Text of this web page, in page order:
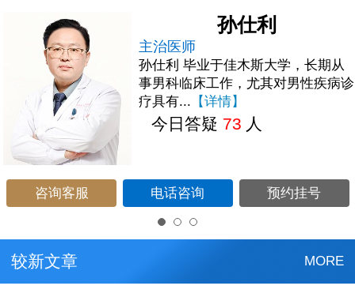
孙仕利
主治医师
孙仕利 毕业于佳木斯大学，长期从
事男科临床工作，尤其对男性疾病诊
疗具有... 【详情】
今日答疑 73 人
咨询客服 电话咨询 预约挂号
较新文章 MORE